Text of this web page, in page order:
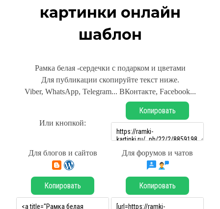
картинки онлайн
шаблон
Рамка белая -сердечки с подарком и цветами
Для публикации скопируйте текст ниже.
Viber, WhatsApp, Telegram... ВКонтакте, Facebook...
Или кнопкой:
Копировать
Для блогов и сайтов Для форумов и чатов
Копировать Копировать